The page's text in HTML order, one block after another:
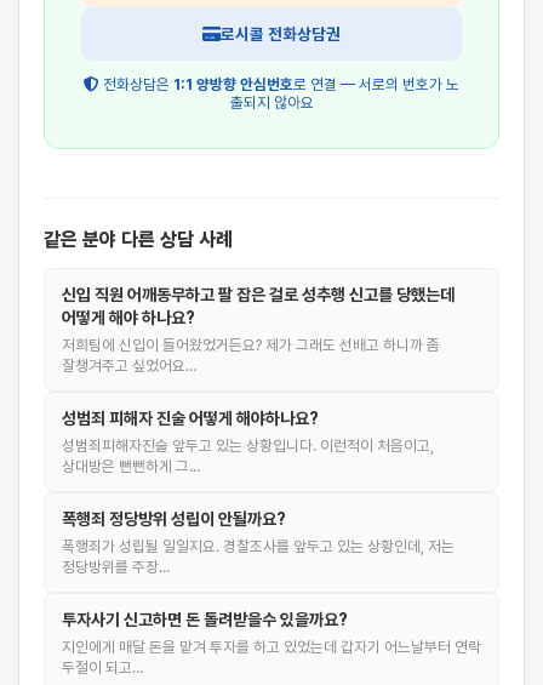
로시콜 전화상담권
전화상담은 1:1 양방향 안심번호로 연결 — 서로의 번호가 노
출되지 않아요
같은 분야 다른 상담 사례
신입 직원 어깨동무하고 팔 잡은 걸로 성추행 신고를 당했는데
어떻게 해야 하나요?
저희팀에 신입이 들어왔었거든요? 제가 그래도 선배고 하니까 좀
잘챙겨주고 싶었어요…
성범죄 피해자 진술 어떻게 해야하나요?
성범죄피해자진술 앞두고 있는 상황입니다. 이런적이 처음이고,
상대방은 뻔뻔하게 그…
폭행죄 정당방위 성립이 안될까요?
폭행죄가 성립될 일일지요. 경찰조사를 앞두고 있는 상황인데, 저는
정당방위를 주장…
투자사기 신고하면 돈 돌려받을수 있을까요?
지인에게 매달 돈을 맡겨 투자를 하고 있었는데 갑자기 어느날부터 연락
두절이 되고…